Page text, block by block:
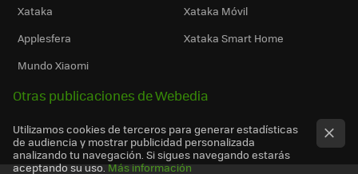
Xataka
Xataka Móvil
Applesfera
Xataka Smart Home
Mundo Xiaomi
Otras publicaciones de Webedia
Utilizamos cookies de terceros para generar estadísticas
de audiencia y mostrar publicidad personalizada
analizando tu navegación. Si sigues navegando estarás
aceptando su uso. Más información